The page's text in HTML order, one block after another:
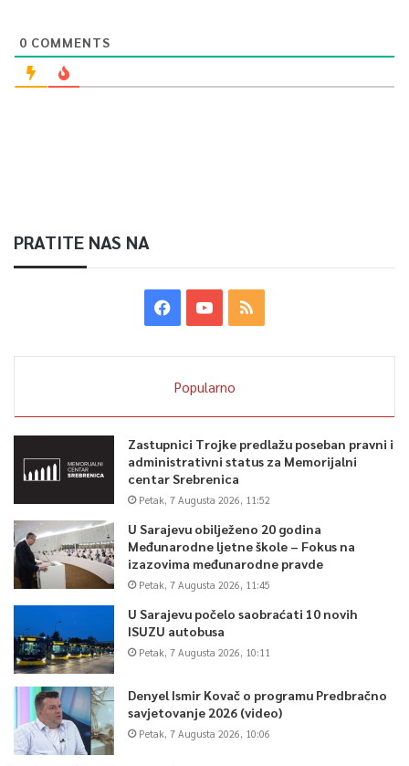
0 COMMENTS
PRATITE NAS NA
Popularno
Zastupnici Trojke predlažu poseban pravni i
administrativni status za Memorijalni
centar Srebrenica
Petak, 7 Augusta 2026, 11:52
U Sarajevu obilježeno 20 godina
Međunarodne ljetne škole – Fokus na
izazovima međunarodne pravde
Petak, 7 Augusta 2026, 11:45
U Sarajevu počelo saobraćati 10 novih
ISUZU autobusa
Petak, 7 Augusta 2026, 10:11
Denyel Ismir Kovač o programu Predbračno
savjetovanje 2026 (video)
Petak, 7 Augusta 2026, 10:06